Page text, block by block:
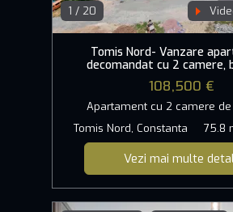
1 / 20
Tomis Nord- Vanzare
decomandat cu 2 camere,
108,500 €
Apartament cu 2 camere
Tomis Nord, Constanta
75.8
Vezi mai multe